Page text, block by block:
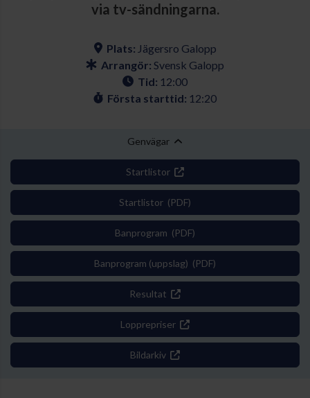
via tv-sändningarna.
Plats: Jägersro Galopp
Arrangör: Svensk Galopp
Tid: 12:00
Första starttid: 12:20
Genvägar
Startlistor
Startlistor (PDF)
Banprogram (PDF)
Banprogram (uppslag) (PDF)
Resultat
Lopprepriser
Bildarkiv